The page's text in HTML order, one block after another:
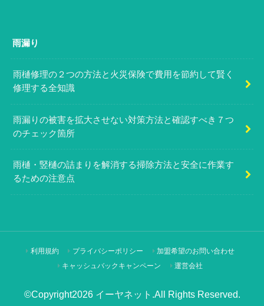
雨漏り
雨樋修理の２つの方法と火災保険で費用を節約して賢く
修理する全知識
雨漏りの被害を拡大させない対策方法と確認すべき７つ
のチェック箇所
雨樋・竪樋の詰まりを解消する掃除方法と安全に作業す
るための注意点
利用規約 プライバシーポリシー 加盟希望のお問い合わせ
キャッシュバックキャンペーン 運営会社
©Copyright2026 イーヤネット .All Rights Reserved.